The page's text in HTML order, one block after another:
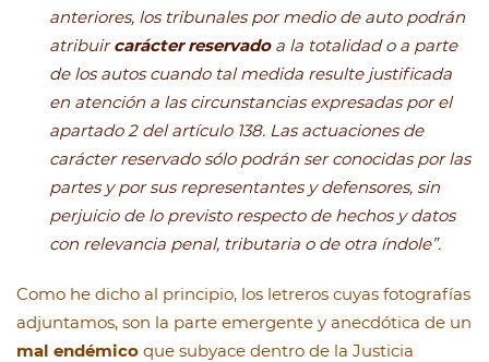
anteriores, los tribunales por medio de auto podrán
atribuircarácter reservado a la totalidad o a parte
de los autos cuando tal medida resulte justificada
en atención a las circunstancias expresadas por el
apartado 2 del artículo 138. Las actuaciones de
carácter reservado sólo podrán ser conocidas por las
partes y por sus representantes y defensores, sin
perjuicio de lo previsto respecto de hechos y datos
con relevancia penal, tributaria o de otra índole”.
Como he dicho al principio, los letreros cuyas fotografías
adjuntamos, son la parte emergente y anecdótica de un
mal endémico que subyace dentro de la Justicia